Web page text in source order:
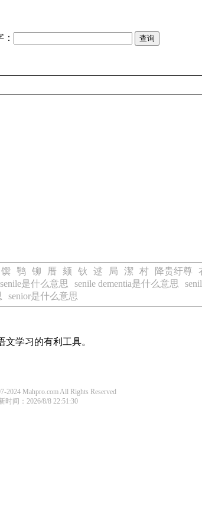
馔 鹗 铆 厝 颏 钬 逑 局 潔 村 降贵纡尊
senile是什么意思 senile dementia是什么意思
senior是什么意思
学习的有利工具。
2024 Mahpro.com All Rights Reserved
时间：2026/8/8 22:51:30